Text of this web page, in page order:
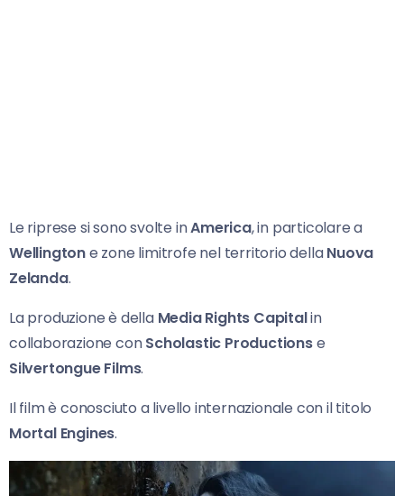
Le riprese si sono svolte inAmerica, in particolare a
Wellingtone zone limitrofe nel territorio dellaNuova
Zelanda.
La produzione è della Media Rights Capitalin
collaborazione conScholastic Productionse
Silvertongue Films.
Il film è conosciuto a livello internazionale con il titolo
Mortal Engines.